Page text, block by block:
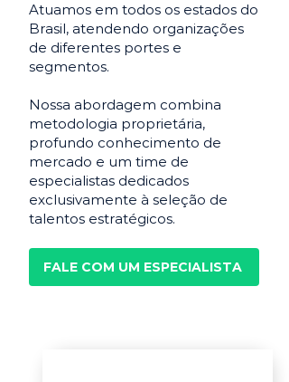
Atuamos em todos os estados do
Brasil, atendendo organizações
de diferentes portes e
segmentos.
Nossa abordagem combina
metodologia proprietária,
profundo conhecimento de
mercado e um time de
especialistas dedicados
exclusivamente à seleção de
talentos estratégicos.
FALE COM UM ESPECIALISTA